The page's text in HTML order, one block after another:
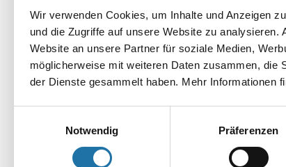
Wir verwenden Cookies, um Inhalte und Anzeigen
und die Zugriffe auf unsere Website zu
Website an unsere Partner für soziale Medien,
möglicherweise mit weiteren Daten zusammen, die
der Dienste gesammelt haben. Mehr Informationen
Notwendig
Präferenzen
Deine E-Mail-Adresse wird nicht